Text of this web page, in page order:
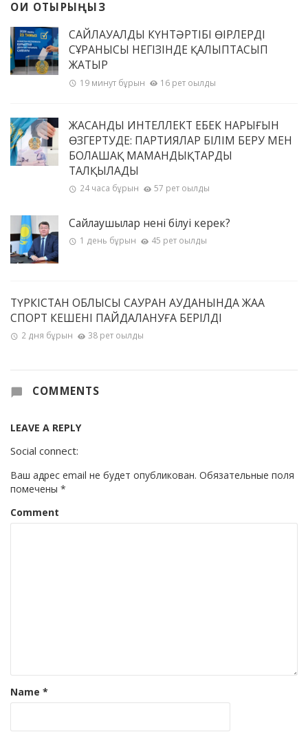
ОҚИ ОТЫРЫҢЫЗ
САЙЛАУАЛДЫ КҮНТӘРТІБІ ӨҢІРЛЕРДІҢ
СҰРАНЫСЫ НЕГІЗІНДЕ ҚАЛЫПТАСЫП
ЖАТЫР
19 минут бұрын 16 рет оқылды
ЖАСАНДЫ ИНТЕЛЛЕКТ ЕҢБЕК НАРЫҒЫН
ӨЗГЕРТУДЕ: ПАРТИЯЛАР БІЛІМ БЕРУ МЕН
БОЛАШАҚ МАМАНДЫҚТАРДЫ
ТАЛҚЫЛАДЫ
24 часа бұрын 57 рет оқылды
Сайлаушылар нені білуі керек?
1 день бұрын 45 рет оқылды
ТҮРКІСТАН ОБЛЫСЫ САУРАН АУДАНЫНДА ЖАҢА
СПОРТ КЕШЕНІ ПАЙДАЛАНУҒА БЕРІЛДІ
2 дня бұрын 38 рет оқылды
COMMENTS
LEAVE A REPLY
Social connect:
Ваш адрес email не будет опубликован. Обязательные поля
помечены *
Comment
Name *